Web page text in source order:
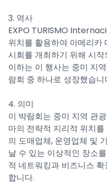
3. 역사
EXPO TURISMO
위치를 활용하여 아메리카
시회를 개최하기 위해 시
이하는 이 행사는 중미 지
람회 중 하나로 성장했습니
4. 의미
이 박람회는 중미 지역 관
마의 전략적 지리적 위치
의 도매업체, 운영업체 및
날 수 있는 이상적인 장소
적 네트워킹과 비즈니스
합니다.